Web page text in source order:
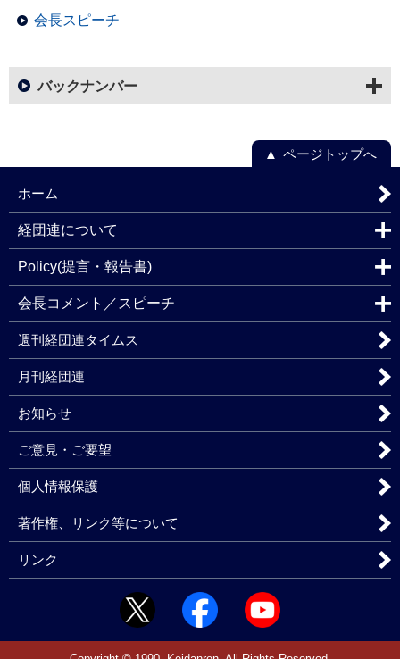
会長スピーチ
バックナンバー
ページトップへ
ホーム
経団連について
Policy(提言・報告書)
会長コメント／スピーチ
週刊経団連タイムス
月刊経団連
お知らせ
ご意見・ご要望
個人情報保護
著作権、リンク等について
リンク